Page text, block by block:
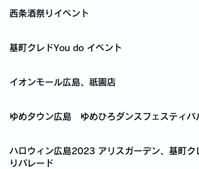
西条酒祭りイベント
基町クレドYou do イベント
イオンモール広島、祇園店
ゆめタウン広島 ゆめひろダンスフェスティバ
ハロウィン広島2023 アリスガーデン、基町
りパレード